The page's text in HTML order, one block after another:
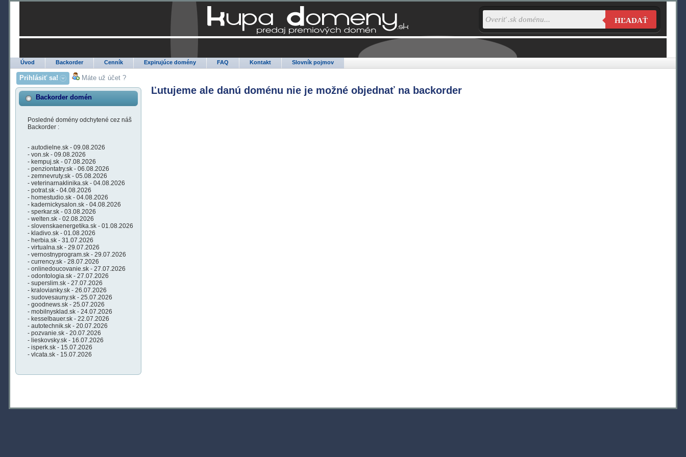
Úvod Backorder Cenník Expirujúce domény FAQ Kontakt Slovník pojmov
HĽADAŤ
Prihlásiť sa! Máte už účet ?
Backorder domén
Posledné domény odchytené cez náš
Backorder :
- autodielne.sk - 09.08.2026
- von.sk - 09.08.2026
- kempuj.sk - 07.08.2026
- penziontatry.sk - 06.08.2026
- zemnevruty.sk - 05.08.2026
- veterinarnaklinika.sk - 04.08.2026
- potrat.sk - 04.08.2026
- homestudio.sk - 04.08.2026
- kadernickysalon.sk - 04.08.2026
- sperkar.sk - 03.08.2026
- welten.sk - 02.08.2026
- slovenskaenergetika.sk - 01.08.2026
- kladivo.sk - 01.08.2026
- herbia.sk - 31.07.2026
- virtualna.sk - 29.07.2026
- vernostnyprogram.sk - 29.07.2026
- currency.sk - 28.07.2026
- onlinedoucovanie.sk - 27.07.2026
- odontologia.sk - 27.07.2026
- superslim.sk - 27.07.2026
- kralovianky.sk - 26.07.2026
- sudovesauny.sk - 25.07.2026
- goodnews.sk - 25.07.2026
- mobilnysklad.sk - 24.07.2026
- kesselbauer.sk - 22.07.2026
- autotechnik.sk - 20.07.2026
- pozvanie.sk - 20.07.2026
- lieskovsky.sk - 16.07.2026
- isperk.sk - 15.07.2026
- vlcata.sk - 15.07.2026
Ľutujeme ale danú doménu nie je možné objednať na backorder